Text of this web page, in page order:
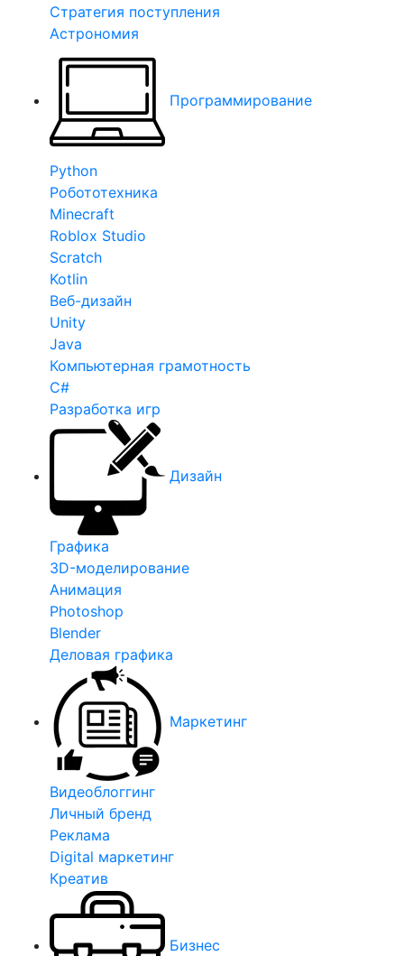
Стратегия поступления
Астрономия
Программирование
Python
Робототехника
Minecraft
Roblox Studio
Scratch
Kotlin
Веб-дизайн
Unity
Java
Компьютерная грамотность
C#
Разработка игр
Дизайн
Графика
3D-моделирование
Анимация
Photoshop
Blender
Деловая графика
Маркетинг
Видеоблоггинг
Личный бренд
Реклама
Digital маркетинг
Креатив
Бизнес